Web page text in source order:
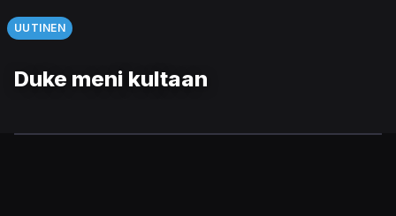
UUTINEN
Duke meni kultaan